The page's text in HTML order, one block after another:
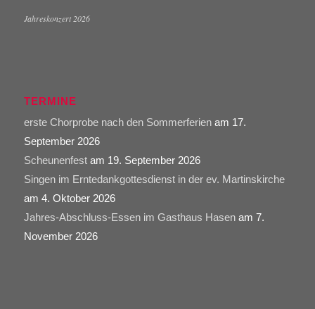
Jahreskonzert 2026
TERMINE
erste Chorprobe nach den Sommerferienam 17.
September 2026
Scheunenfestam 19. September 2026
Singen im Erntedankgottesdienst in der ev. Martinskirche
am 4. Oktober 2026
Jahres-Abschluss-Essen im Gasthaus Hasenam 7.
November 2026